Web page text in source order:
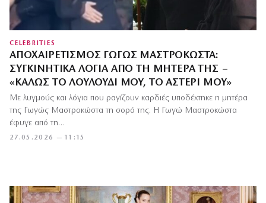
CELEBRITIES
ΑΠΟΧΑΙΡΕΤΙΣΜΌΣ ΓΩΓΏΣ ΜΑΣΤΡΟΚΏΣΤΑ:
ΣΥΓΚΙΝΗΤΙΚΆ ΛΌΓΙΑ ΑΠΌ ΤΗ ΜΗΤΈΡΑ ΤΗΣ –
«ΚΑΛΏΣ ΤΟ ΛΟΥΛΟΎΔΙ ΜΟΥ, ΤΟ ΑΣΤΈΡΙ ΜΟΥ»
27.05.2026 — 11:15
Με λυγμούς και λόγια που ραγίζουν καρδιές υποδέχτηκε η μητέρα
της Γωγώς Μαστροκώστα τη σορό της. Η Γωγώ Μαστροκώστα
έφυγε από τη…